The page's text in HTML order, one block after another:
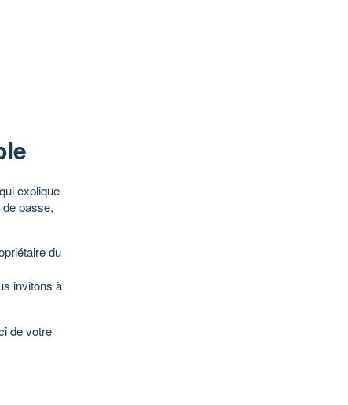
explique
passe,
du
invitons à
de votre